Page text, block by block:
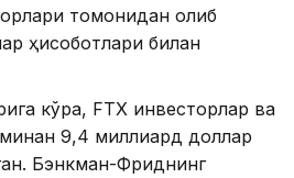
томонидан олиб
ҳисоботлари билан
кўра, FТХ инвесторлар ва
9,4 миллиард доллар
Бэнкман-Фриднинг